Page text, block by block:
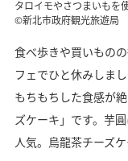
タロイモやさつまいもを
©新北市政府観光旅遊局
食べ歩きや買いもの
フェでひと休みしま
もちもちした食感が
ズケーキ」です。芋
人気。烏龍茶チーズ